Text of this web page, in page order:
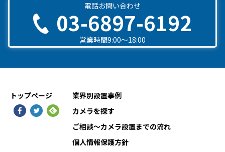
電話お問い合わせ
03-6897-6192
営業時間9:00〜18:00
トップページ
業界別設置事例
カメラを探す
ご相談〜カメラ設置までの流れ
個人情報保護方針